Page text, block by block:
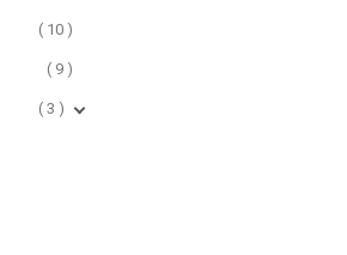
10
9
3